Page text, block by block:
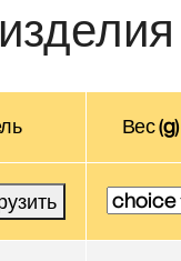
Вес (g)